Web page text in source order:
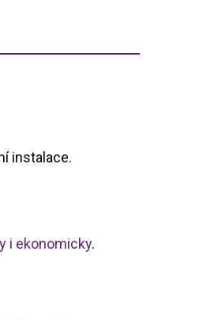
instalace.
i ekonomicky.